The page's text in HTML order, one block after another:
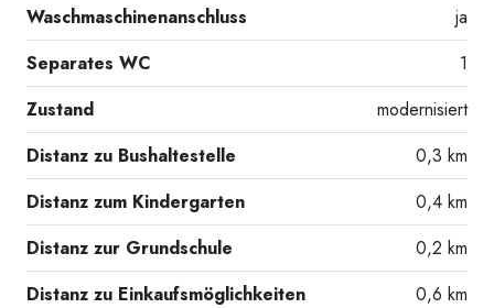
20251001_093539314_iOS
Waschmaschinenanschluss
ja
Separates WC
1
Zustand
modernisiert
Distanz zu Bushaltestelle
0,3 km
Distanz zum Kindergarten
0,4 km
Distanz zur Grundschule
0,2 km
Distanz zu Einkaufsmöglichkeiten
0,6 km